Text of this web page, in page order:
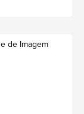
de Imagem